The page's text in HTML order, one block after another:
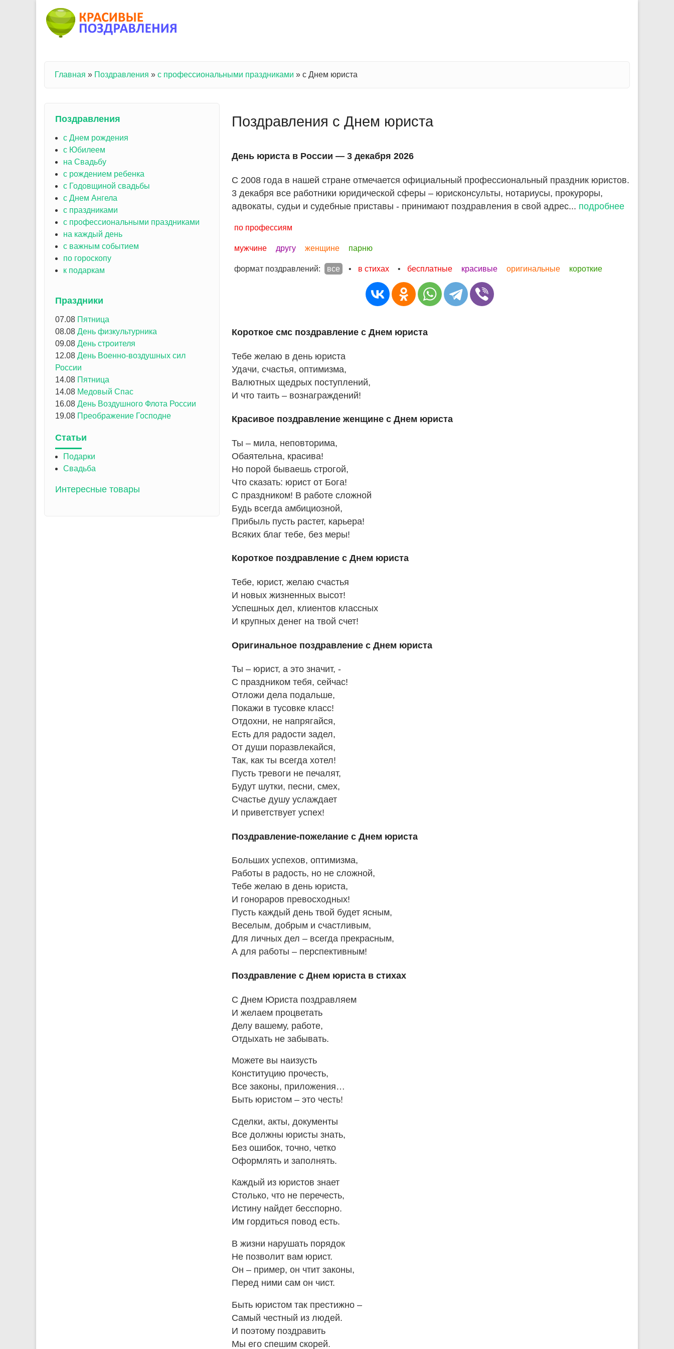
Вы здесь
Главная » Поздравления » с профессиональными праздниками » с Днем юриста
Поздравления с Днем юриста
День юриста в России — 3 декабря 2026
С 2008 года в нашей стране отмечается официальный профессиональный праздник юристов.
3 декабря все работники юридической сферы – юрисконсульты, нотариусы, прокуроры,
адвокаты, судьи и судебные приставы - принимают поздравления в свой адрес... подробнее
по профессиям
мужчине другу женщине парню
формат поздравлений: все • в стихах • бесплатные красивые оригинальные короткие
Короткое смс поздравление с Днем юриста
Тебе желаю в день юриста
Удачи, счастья, оптимизма,
Валютных щедрых поступлений,
И что таить – вознаграждений!
Красивое поздравление женщине с Днем юриста
Ты – мила, неповторима,
Обаятельна, красива!
Но порой бываешь строгой,
Что сказать: юрист от Бога!
С праздником! В работе сложной
Будь всегда амбициозной,
Прибыль пусть растет, карьера!
Всяких благ тебе, без меры!
Короткое поздравление с Днем юриста
Тебе, юрист, желаю счастья
И новых жизненных высот!
Успешных дел, клиентов классных
И крупных денег на твой счет!
Оригинальное поздравление с Днем юриста
Ты – юрист, а это значит, -
С праздником тебя, сейчас!
Отложи дела подальше,
Покажи в тусовке класс!
Отдохни, не напрягайся,
Есть для радости задел,
От души поразвлекайся,
Так, как ты всегда хотел!
Пусть тревоги не печалят,
Будут шутки, песни, смех,
Счастье душу услаждает
И приветствует успех!
Поздравление-пожелание с Днем юриста
Больших успехов, оптимизма,
Работы в радость, но не сложной,
Тебе желаю в день юриста,
И гонораров превосходных!
Пусть каждый день твой будет ясным,
Веселым, добрым и счастливым,
Для личных дел – всегда прекрасным,
А для работы – перспективным!
Поздравление с Днем юриста в стихах
С Днем Юриста поздравляем
И желаем процветать
Делу вашему, работе,
Отдыхать не забывать.
Можете вы наизусть
Конституцию прочесть,
Все законы, приложения…
Быть юристом – это честь!
Сделки, акты, документы
Все должны юристы знать,
Без ошибок, точно, четко
Оформлять и заполнять.
Каждый из юристов знает
Столько, что не перечесть,
Истину найдет бесспорно.
Им гордиться повод есть.
В жизни нарушать порядок
Не позволит вам юрист.
Он – пример, он чтит законы,
Перед ними сам он чист.
Быть юристом так престижно –
Самый честный из людей.
И поэтому поздравить
Мы его спешим скорей.
Поздравления
с Днем рождения
с Юбилеем
на Свадьбу
с рождением ребенка
с Годовщиной свадьбы
с Днем Ангела
с праздниками
с профессиональными праздниками
на каждый день
с важным событием
по гороскопу
к подаркам
Праздники
07.08 Пятница
08.08 День физкультурника
09.08 День строителя
12.08 День Военно-воздушных сил
России
14.08 Пятница
14.08 Медовый Спас
16.08 День Воздушного Флота России
19.08 Преображение Господне
Статьи
Подарки
Свадьба
Интересные товары